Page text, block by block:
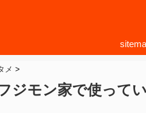
メ >
ジモン家で使って